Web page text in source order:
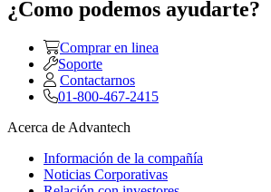
¿Como podemos ayudarte?
Comprar en linea
Soporte
Contactarnos
01-800-467-2415
Acerca de Advantech
Información de la compañía
Noticias Corporativas